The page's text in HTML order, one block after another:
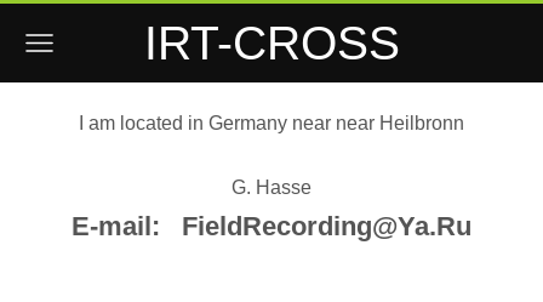
IRT-CROSS
I am located in Germany near near Heilbronn
G. Hasse
E-mail: FieldRecording@Ya.Ru